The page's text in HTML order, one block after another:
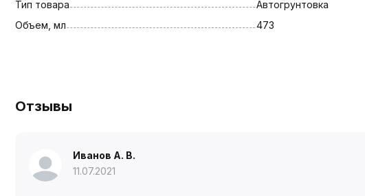
Тип товара
Автогрунтовка
Объем, мл
473
Отзывы
Иванов А. В.
11.07.2021